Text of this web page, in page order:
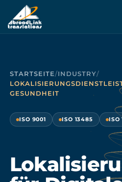
Zum Hauptinhalt springen
STARTSEITE/INDUSTRY/
GESUNDHEIT
ISO 9001 ISO 13485 ISO